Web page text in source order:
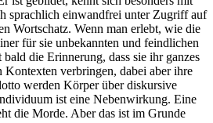
sprachlich einwandfrei unter Zugriff auf
Wortschatz. Wenn man erlebt, wie die
für sie unbekannten und feindlichen
die Erinnerung, dass sie ihr ganzes
verbringen, dabei aber ihre
werden Körper über diskursive
ist eine Nebenwirkung. Eine
die Morde. Aber das ist im Grunde